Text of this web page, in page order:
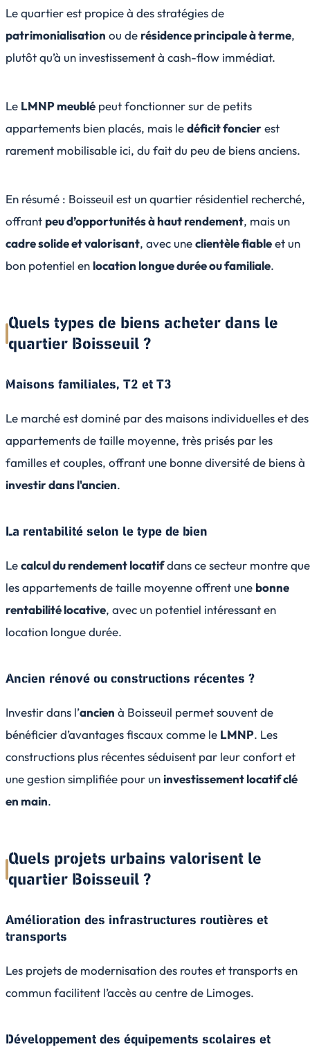
Le quartier est propice à des stratégies de
patrimonialisation ou de résidence principale à terme,
plutôt qu’à un investissement à cash-flow immédiat.
Le LMNP meublé peut fonctionner sur de petits
appartements bien placés, mais ledéficit foncierest
rarement mobilisable ici, du fait du peu de biens anciens.
En résumé : Boisseuil est un quartier résidentiel recherché,
offrant peu d’opportunités à haut rendement, mais un
cadre solide et valorisant, avec uneclientèle fiableet un
bon potentiel en location longue durée ou familiale.
Quels types de biens acheter dans le
quartier Boisseuil ?
Maisons familiales, T2 et T3
Le marché est dominé par des maisons individuelles et des
appartements de taille moyenne, très prisés par les
familles et couples, offrant une bonne diversité de biens à
investir dans l'ancien.
La rentabilité selon le type de bien
Lecalcul du rendement locatifdans ce secteur montre que
les appartements de taille moyenne offrent une bonne
rentabilité locative, avec un potentiel intéressant en
location longue durée.
Ancien rénové ou constructions récentes ?
Investir dans l’ancien à Boisseuil permet souvent de
bénéficier d’avantages fiscaux comme le LMNP. Les
constructions plus récentes séduisent par leur confort et
une gestion simplifiée pour uninvestissement locatif clé
en main.
Quels projets urbains valorisent le
quartier Boisseuil ?
Amélioration des infrastructures routières et
transports
Les projets de modernisation des routes et transports en
commun facilitent l’accès au centre de Limoges.
Développement des équipements scolaires et